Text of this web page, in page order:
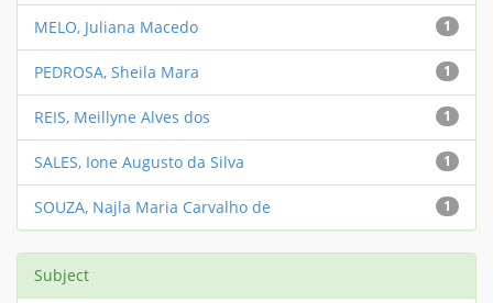
1
MELO, Juliana Macedo
1
PEDROSA, Sheila Mara
1
REIS, Meillyne Alves dos
1
SALES, Ione Augusto da Silva
1
SOUZA, Najla Maria Carvalho de
Subject